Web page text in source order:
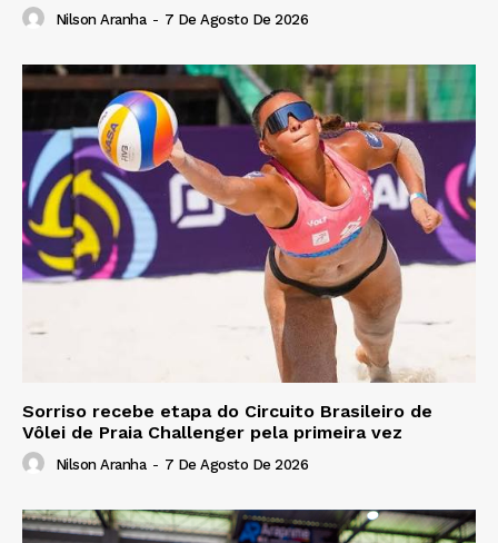
Nilson Aranha - 7 De Agosto De 2026
Sorriso recebe etapa do Circuito Brasileiro de
Vôlei de Praia Challenger pela primeira vez
Nilson Aranha - 7 De Agosto De 2026